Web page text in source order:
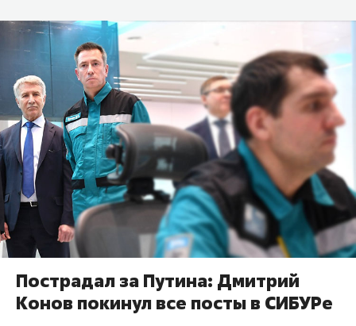
Пострадал за Путина: Дмитрий
Конов покинул все посты в СИБУРе